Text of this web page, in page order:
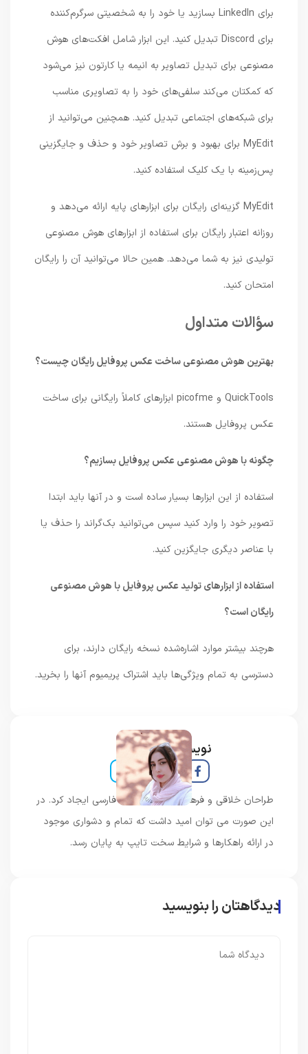
برای LinkedIn بسازید یا خود را به شخصیتی سرگرم‌کننده
برای Discord تبدیل کنید. این ابزار شامل افکت‌های هوش
مصنوعی برای تبدیل تصاویر به انیمه یا کارتون نیز می‌شود
که کمکتان می‌کند سلفی‌های خود را به تصاویری مناسب
برای شبکه‌های اجتماعی تبدیل کنید. همچنین می‌توانید از
MyEdit برای بهبود و برش تصاویر خود و حذف و جایگزینی
پس‌زمینه با یک کلیک استفاده کنید.
MyEdit گزینه‌ای رایگان برای ابزارهای پایه ارائه می‌دهد و
روزانه اعتبار رایگان برای استفاده از ابزارهای هوش مصنوعی
تولیدی نیز به شما می‌دهد. همین حالا می‌توانید آن را رایگان
امتحان کنید.
سؤالات متداول
بهترین هوش مصنوعی ساخت عکس پروفایل رایگان چیست؟
QuickTools و picofme ابزارهای کاملاً رایگانی برای ساخت
عکس پروفایل هستند.
چگونه با هوش مصنوعی عکس پروفایل بسازیم؟
استفاده از این ابزارها بسیار ساده است و در آنها باید ابتدا
تصویر خود را وارد کنید سپس می‌توانید بک‌گراند را حذف یا
با عناصر دیگری جایگزین کنید.
استفاده از ابزارهای تولید عکس پروفایل با هوش مصنوعی
رایگان است؟
هرچند بیشتر موارد اشاره‌شده نسخه رایگان دارند، برای
دسترسی به تمام ویژگی‌ها باید اشتراک پریمیوم آنها را بخرید.
نویسنده و خبرنگار
طراحان خلاقی و فرهنگ پیشرو در زبان فارسی ایجاد کرد. در
این صورت می توان امید داشت که تمام و دشواری موجود
در ارائه راهکارها و شرایط سخت تایپ به پایان رسد.
دیدگاهتان را بنویسید